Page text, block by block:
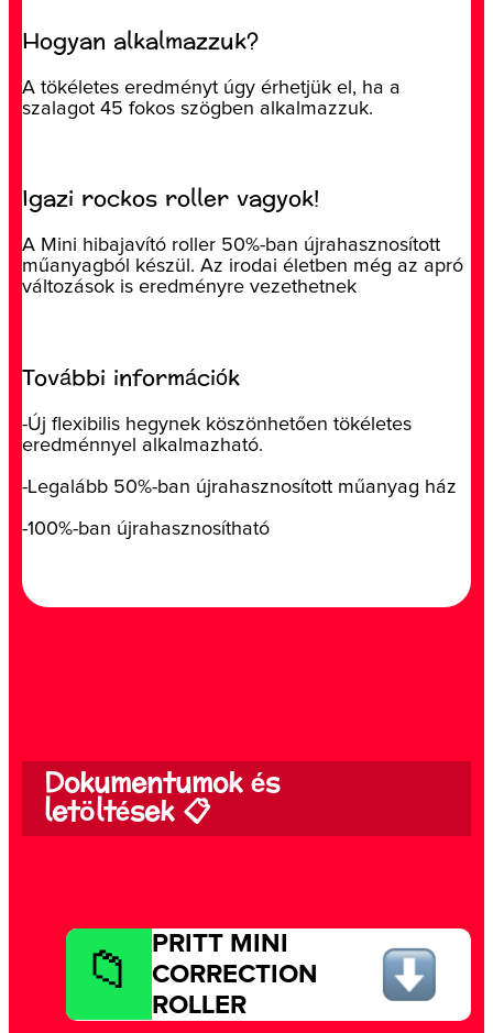
Hogyan alkalmazzuk?
A tökéletes eredményt úgy érhetjük el, ha a
szalagot 45 fokos szögben alkalmazzuk.
Igazi rockos roller vagyok!
A Mini hibajavító roller 50%-ban újrahasznosított
műanyagból készül. Az irodai életben még az apró
változások is eredményre vezethetnek
További információk
-Új flexibilis hegynek köszönhetően tökéletes
eredménnyel alkalmazható.
-Legalább 50%-ban újrahasznosított műanyag ház
-100%-ban újrahasznosítható
Dokumentumok és
letöltések 📋
PRITT MINI
CORRECTION
ROLLER